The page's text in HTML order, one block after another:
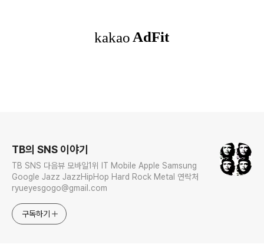
TB의 SNS 이야기
TB SNS 다음뷰 모바일1위 IT Mobile Apple Samsung
Google Jazz JazzHipHop Hard Rock Metal 연락처
ryueyesgogo@gmail.com
구독하기